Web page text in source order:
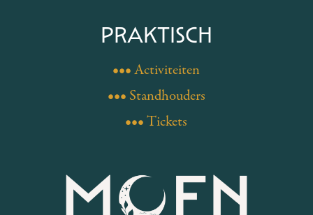
PRAKTISCH
••• Activiteiten
••• Standhouders
••• Tickets